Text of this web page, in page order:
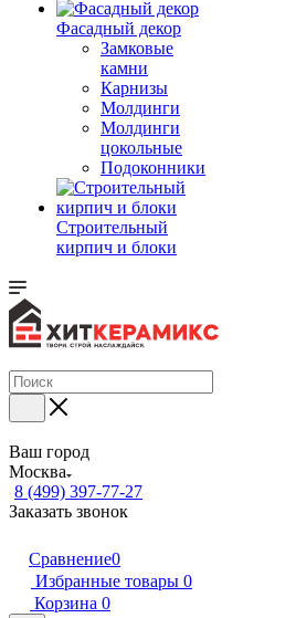
Фасадный декор
Замковые
камни
Карнизы
Молдинги
Молдинги
цокольные
Подоконники
Строительный
кирпич и блоки
Ваш город
Москва
8 (499) 397-77-27
Заказать звонок
Сравнение0
Избранные товары 0
Корзина 0